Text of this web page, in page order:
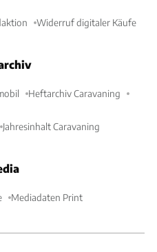
Widerruf digitaler Käufe
Heftarchiv Caravaning
Jahresinhalt Caravaning
Mediadaten Print